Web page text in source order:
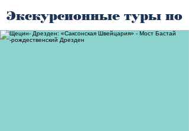
Экскурсионные туры по
странам Европы